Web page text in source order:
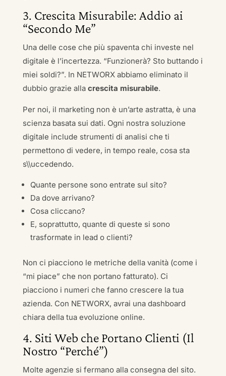
3. Crescita Misurabile: Addio ai
“Secondo Me”
Una delle cose che più spaventa chi investe nel
digitale è l’incertezza. “Funzionerà? Sto buttando i
miei soldi?”. In NETWORX abbiamo eliminato il
dubbio grazie alla crescita misurabile.
Per noi, il marketing non è un’arte astratta, è una
scienza basata sui dati. Ogni nostra soluzione
digitale include strumenti di analisi che ti
permettono di vedere, in tempo reale, cosa sta
s\\uccedendo.
Quante persone sono entrate sul sito?
Da dove arrivano?
Cosa cliccano?
E, soprattutto, quante di queste si sono
trasformate in lead o clienti?
Non ci piacciono le metriche della vanità (come i
“mi piace” che non portano fatturato). Ci
piacciono i numeri che fanno crescere la tua
azienda. Con NETWORX, avrai una dashboard
chiara della tua evoluzione online.
4. Siti Web che Portano Clienti (Il
Nostro “Perché”)
Molte agenzie si fermano alla consegna del sito.